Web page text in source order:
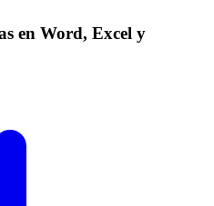
en Word, Excel y